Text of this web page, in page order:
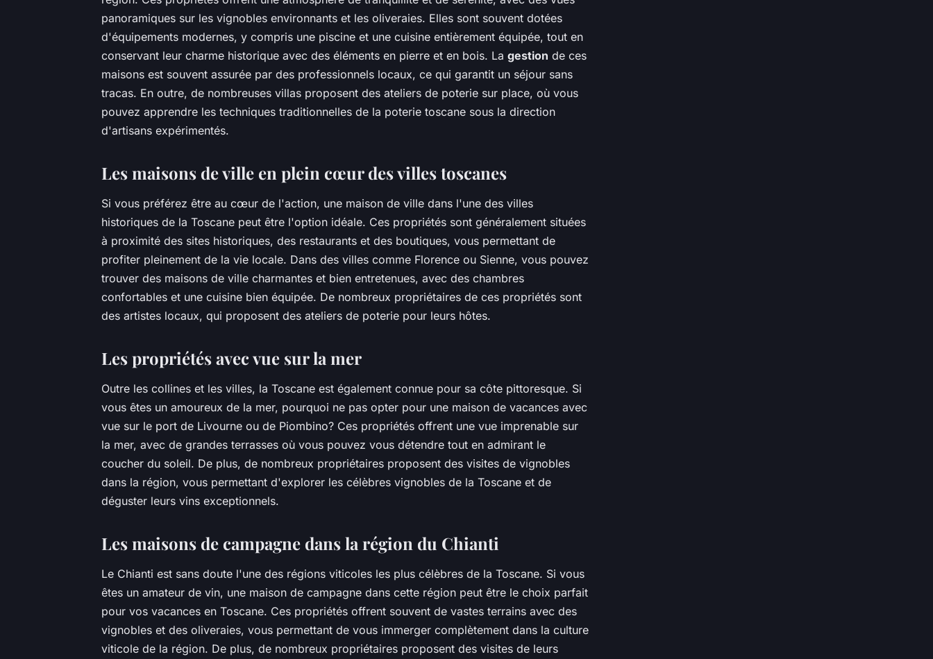
panoramiques sur les vignobles environnants et les oliveraies. Elles sont souvent dotées
d'équipements modernes, y compris une piscine et une cuisine entièrement équipée, tout en
conservant leur charme historique avec des éléments en pierre et en bois. La gestion de ces
maisons est souvent assurée par des professionnels locaux, ce qui garantit un séjour sans
tracas. En outre, de nombreuses villas proposent des ateliers de poterie sur place, où vous
pouvez apprendre les techniques traditionnelles de la poterie toscane sous la direction
d'artisans expérimentés.
Les maisons de ville en plein cœur des villes toscanes
Si vous préférez être au cœur de l'action, une maison de ville dans l'une des villes
historiques de la Toscane peut être l'option idéale. Ces propriétés sont généralement situées
à proximité des sites historiques, des restaurants et des boutiques, vous permettant de
profiter pleinement de la vie locale. Dans des villes comme Florence ou Sienne, vous pouvez
trouver des maisons de ville charmantes et bien entretenues, avec des chambres
confortables et une cuisine bien équipée. De nombreux propriétaires de ces propriétés sont
des artistes locaux, qui proposent des ateliers de poterie pour leurs hôtes.
Les propriétés avec vue sur la mer
Outre les collines et les villes, la Toscane est également connue pour sa côte pittoresque. Si
vous êtes un amoureux de la mer, pourquoi ne pas opter pour une maison de vacances avec
vue sur le port de Livourne ou de Piombino? Ces propriétés offrent une vue imprenable sur
la mer, avec de grandes terrasses où vous pouvez vous détendre tout en admirant le
coucher du soleil. De plus, de nombreux propriétaires proposent des visites de vignobles
dans la région, vous permettant d'explorer les célèbres vignobles de la Toscane et de
déguster leurs vins exceptionnels.
Les maisons de campagne dans la région du Chianti
Le Chianti est sans doute l'une des régions viticoles les plus célèbres de la Toscane. Si vous
êtes un amateur de vin, une maison de campagne dans cette région peut être le choix parfait
pour vos vacances en Toscane. Ces propriétés offrent souvent de vastes terrains avec des
vignobles et des oliveraies, vous permettant de vous immerger complètement dans la culture
viticole de la région. De plus, de nombreux propriétaires proposent des visites de leurs